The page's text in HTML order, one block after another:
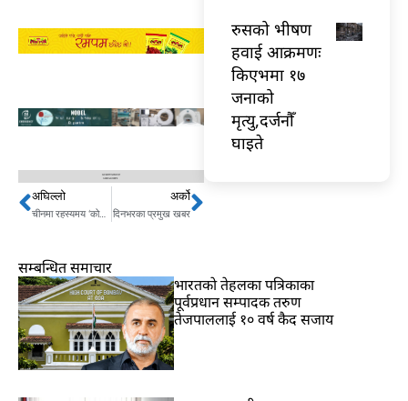
Prev
अघिल्लो
चीनमा रहस्यमय ‘कोरोना’ भाइरसबाट संक्रमित हुनेको संख्या बढ्दो
अर्को
दिनभरका प्रमुख खबरNext
रुसको भीषण
हवाई आक्रमणः
किएभमा १७
जनाको
मृत्यु,दर्जनौँ
घाइते
सम्बन्धित समाचार
भारतकाे तेहलका पत्रिकाका
पूर्वप्रधान सम्पादक तरुण
तेजपाललाई १० वर्ष कैद सजाय